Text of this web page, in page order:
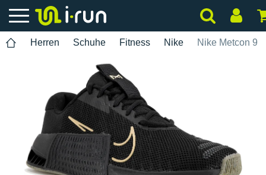
Herren Schuhe Fitness Nike Nike Metcon 9